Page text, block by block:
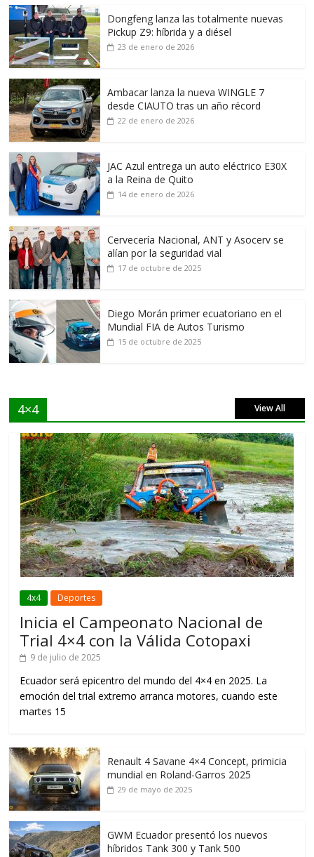
Dongfeng lanza las totalmente nuevas
Pickup Z9: híbrida y a diésel
23 de enero de 2026
Ambacar lanza la nueva WINGLE 7
desde CIAUTO tras un año récord
22 de enero de 2026
JAC Azul entrega un auto eléctrico E30X
a la Reina de Quito
14 de enero de 2026
Cervecería Nacional, ANT y Asocerv se
alían por la seguridad vial
17 de octubre de 2025
Diego Morán primer ecuatoriano en el
Mundial FIA de Autos Turismo
15 de octubre de 2025
4×4 View All
4x4 Deportes
Inicia el Campeonato Nacional de
Trial 4×4 con la Válida Cotopaxi
9 de julio de 2025
Ecuador será epicentro del mundo del 4×4 en 2025. La
emoción del trial extremo arranca motores, cuando este
martes 15
Renault 4 Savane 4×4 Concept, primicia
mundial en Roland-Garros 2025
29 de mayo de 2025
GWM Ecuador presentó los nuevos
híbridos Tank 300 y Tank 500